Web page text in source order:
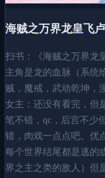
海贼之万界龙皇飞
扫书：《海贼之万界龙
主角是龙的血脉（系统
贼，魔戒，武动乾坤，
女主：还没有看完，但
笔不错，qc，后宫不少
错，肉戏一点点吧。优
每个世界结尾都是逃的
界之主之类的敌人）但